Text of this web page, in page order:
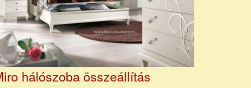
hálószoba összeállítás